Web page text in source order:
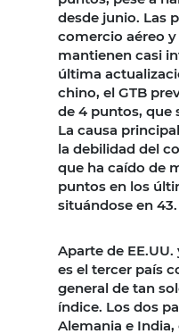
desde junio. Las
comercio aéreo
mantienen casi
última
chino, el GTB
de 4 puntos, que
La causa
la debilidad del
que ha caído de
puntos en los
situándose en 43.
Aparte de
es el tercer país
general de tan
índice. Los dos
Alemania e